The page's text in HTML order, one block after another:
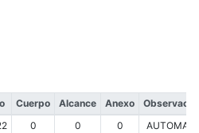
Cuerpo Alcance Anexo
0 0 0